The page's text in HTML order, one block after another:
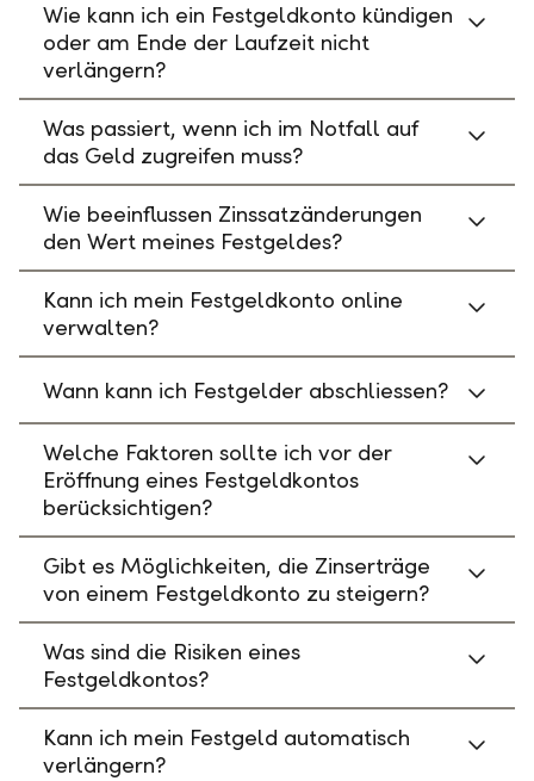
Wie kann ich ein Festgeldkonto kündigen
oder am Ende der Laufzeit nicht
verlängern?
Was passiert, wenn ich im Notfall auf
das Geld zugreifen muss?
Wie beeinflussen Zinssatzänderungen
den Wert meines Festgeldes?
Kann ich mein Festgeldkonto online
verwalten?
Wann kann ich Festgelder abschliessen?
Welche Faktoren sollte ich vor der
Eröffnung eines Festgeldkontos
berücksichtigen?
Gibt es Möglichkeiten, die Zinserträge
von einem Festgeldkonto zu steigern?
Was sind die Risiken eines
Festgeldkontos?
Kann ich mein Festgeld automatisch
verlängern?